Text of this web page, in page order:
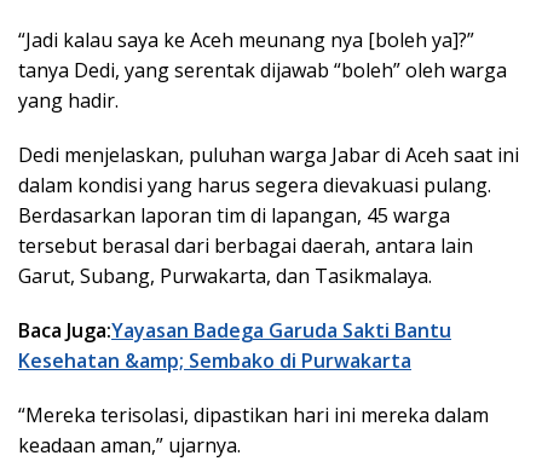
“Jadi kalau saya ke Aceh meunang nya [boleh ya]?”
tanya Dedi, yang serentak dijawab “boleh” oleh warga
yang hadir.
Dedi menjelaskan, puluhan warga Jabar di Aceh saat ini
dalam kondisi yang harus segera dievakuasi pulang.
Berdasarkan laporan tim di lapangan, 45 warga
tersebut berasal dari berbagai daerah, antara lain
Garut, Subang, Purwakarta, dan Tasikmalaya.
Baca Juga:Yayasan Badega Garuda Sakti Bantu
Kesehatan &amp; Sembako di Purwakarta
“Mereka terisolasi, dipastikan hari ini mereka dalam
keadaan aman,” ujarnya.